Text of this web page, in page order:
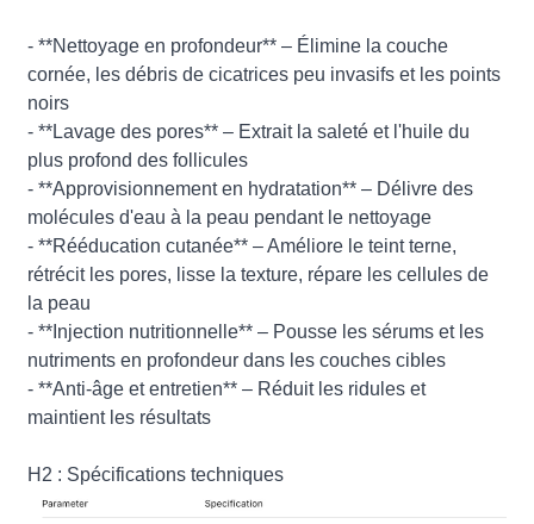
- **Nettoyage en profondeur** – Élimine la couche
cornée, les débris de cicatrices peu invasifs et les points
noirs
- **Lavage des pores** – Extrait la saleté et l'huile du
plus profond des follicules
- **Approvisionnement en hydratation** – Délivre des
molécules d'eau à la peau pendant le nettoyage
- **Rééducation cutanée** – Améliore le teint terne,
rétrécit les pores, lisse la texture, répare les cellules de
la peau
- **Injection nutritionnelle** – Pousse les sérums et les
nutriments en profondeur dans les couches cibles
- **Anti-âge et entretien** – Réduit les ridules et
maintient les résultats
H2 : Spécifications techniques